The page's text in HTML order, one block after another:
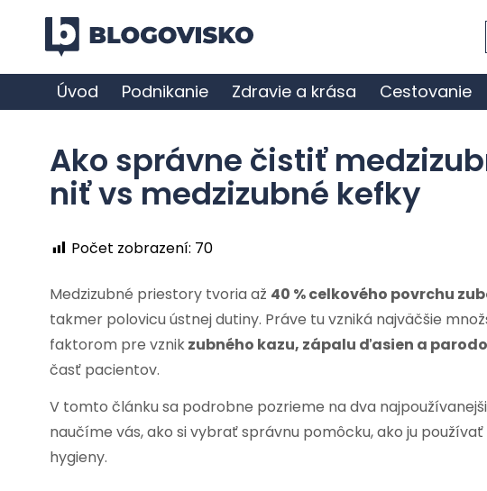
Úvod Podnikanie Zdravie a krása Cestovanie
Ako správne čistiť
niť vs medzizubné kefky
Počet zobrazení: 70
Medzizubné priestory tvoria až 40 % celkového povrchu
takmer polovicu ústnej dutiny. Práve tu vzniká najväčšie
faktorom pre vznikzubného kazu, zápalu ďasien a
časť pacientov.
V tomto článku sa podrobne pozrieme na dva
naučíme vás, ako si vybrať správnu pomôcku, ako ju
hygieny.